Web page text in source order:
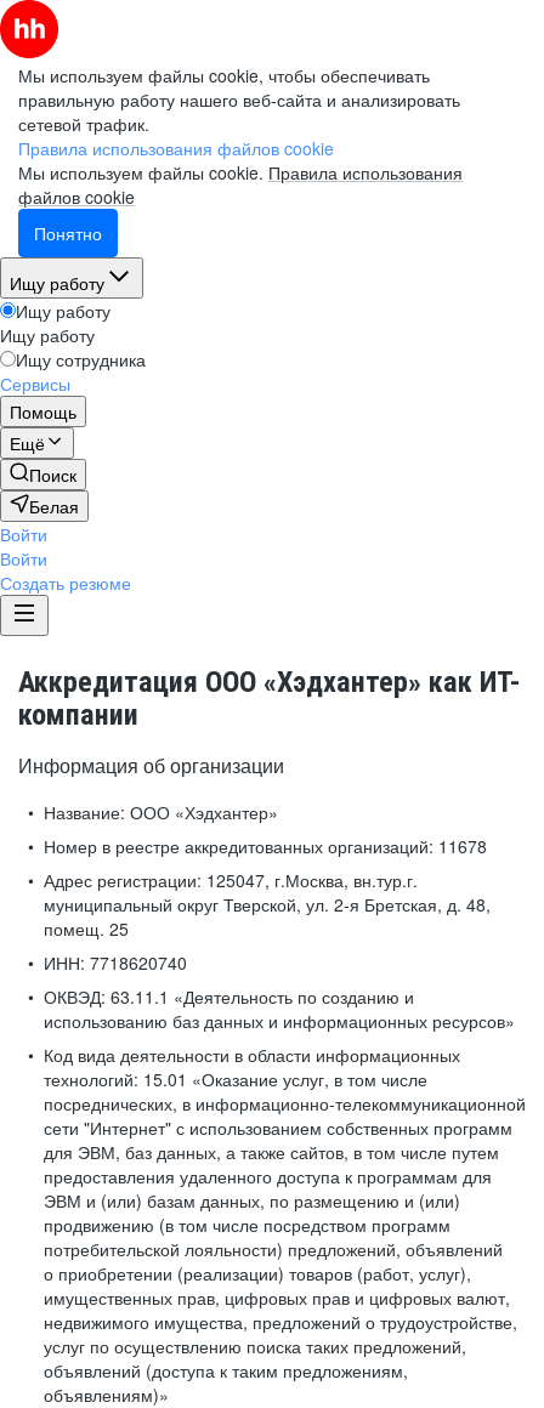
Мы используем файлы cookie, чтобы обеспечивать
правильную работу нашего веб-сайта и анализировать
сетевой трафик.
Правила использования файлов cookie
Мы используем файлы cookie. Правила использования
файлов cookie
Понятно
Ищу работу
Ищу работу
Ищу работу
Ищу сотрудника
Сервисы
Помощь
Ещё
Поиск
Белая
Войти
Войти
Создать резюме
Аккредитация ООО «Хэдхантер» как ИТ-
компании
Информация об организации
Название: ООО «Хэдхантер»
Номер в реестре аккредитованных организаций: 11678
Адрес регистрации: 125047, г.Москва, вн.тур.г.
муниципальный округ Тверской, ул. 2-я Бретская, д. 48,
помещ. 25
ИНН: 7718620740
ОКВЭД: 63.11.1 «Деятельность по созданию и
использованию баз данных и информационных ресурсов»
Код вида деятельности в области информационных
технологий: 15.01 «Оказание услуг, в том числе
посреднических, в информационно-телекоммуникационной
сети "Интернет" с использованием собственных программ
для ЭВМ, баз данных, а также сайтов, в том числе путем
предоставления удаленного доступа к программам для
ЭВМ и (или) базам данных, по размещению и (или)
продвижению (в том числе посредством программ
потребительской лояльности) предложений, объявлений
о приобретении (реализации) товаров (работ, услуг),
имущественных прав, цифровых прав и цифровых валют,
недвижимого имущества, предложений о трудоустройстве,
услуг по осуществлению поиска таких предложений,
объявлений (доступа к таким предложениям,
объявлениям)»